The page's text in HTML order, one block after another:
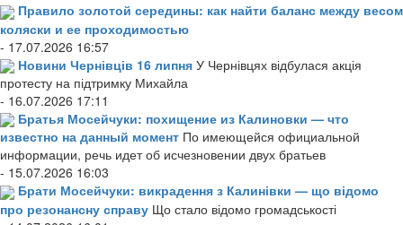
Правило золотой середины: как найти баланс между весом
коляски и ее проходимостью
- 17.07.2026 16:57
Новини Чернівців 16 липня У Чернівцях відбулася акція
протесту на підтримку Михайла
- 16.07.2026 17:11
Братья Мосейчуки: похищение из Калиновки — что
известно на данный момент По имеющейся официальной
информации, речь идет об исчезновении двух братьев
- 15.07.2026 16:03
Брати Мосейчуки: викрадення з Калинівки — що відомо
про резонансну справу Що стало відомо громадськості